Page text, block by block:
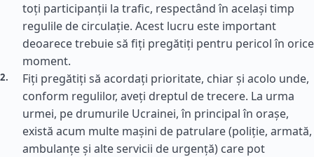
toți participanții la trafic, respectând în același timp
regulile de circulație. Acest lucru este important
deoarece trebuie să fiți pregătiți pentru pericol în orice
moment.
Fiți pregătiți să acordați prioritate, chiar și acolo unde,
conform regulilor, aveți dreptul de trecere. La urma
urmei, pe drumurile Ucrainei, în principal în orașe,
există acum multe mașini de patrulare (poliție, armată,
ambulanțe și alte servicii de urgență) care pot